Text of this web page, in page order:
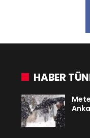
HABER